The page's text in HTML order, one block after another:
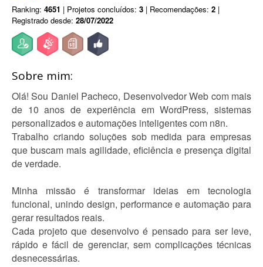
Ranking: 4651 | Projetos concluídos: 3 | Recomendações: 2 |
Registrado desde: 28/07/2022
Sobre mim:
Olá! Sou Daniel Pacheco, Desenvolvedor Web com mais
de 10 anos de experiência em WordPress, sistemas
personalizados e automações inteligentes com n8n.
Trabalho criando soluções sob medida para empresas
que buscam mais agilidade, eficiência e presença digital
de verdade.
Minha missão é transformar ideias em tecnologia
funcional, unindo design, performance e automação para
gerar resultados reais.
Cada projeto que desenvolvo é pensado para ser leve,
rápido e fácil de gerenciar, sem complicações técnicas
desnecessárias.